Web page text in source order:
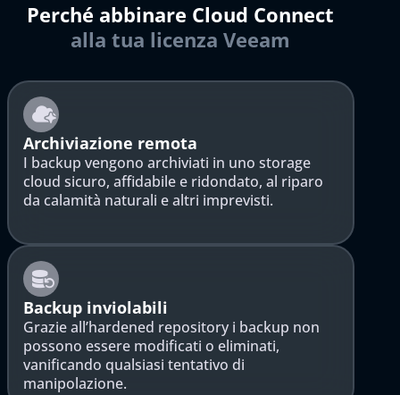
Perché abbinare Cloud Connect
alla tua licenza Veeam
Archiviazione remota
I backup vengono archiviati in uno storage
cloud sicuro, affidabile e ridondato, al riparo
da calamità naturali e altri imprevisti.
Backup inviolabili
Grazie all’hardened repository i backup non
possono essere modificati o eliminati,
vanificando qualsiasi tentativo di
manipolazione.